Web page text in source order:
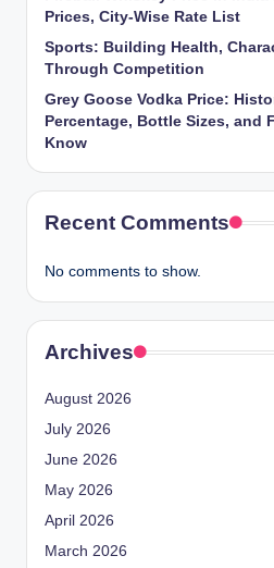
profondes sur les comportements
stratégies des opérateurs et
régulateurs conçoivent la
inhérents aux transactions dans ce
indéniablement contribué à
instantanés SEPA, open banking
Prices, City-Wise Rate List
Sports: Building Health,
Through Competition
Grey Goose Vodka Price:
Percentage, Bottle Sizes, and
Know
Recent Comments
No comments to show.
Archives
August 2026
July 2026
June 2026
May 2026
April 2026
March 2026